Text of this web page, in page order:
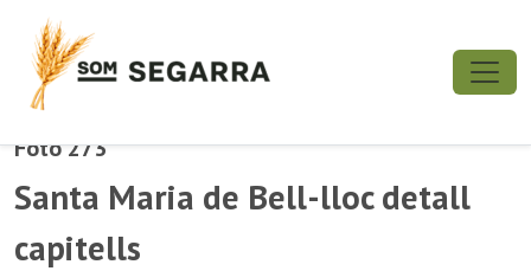
Foto 273
Santa Maria de Bell-lloc detall
capitells